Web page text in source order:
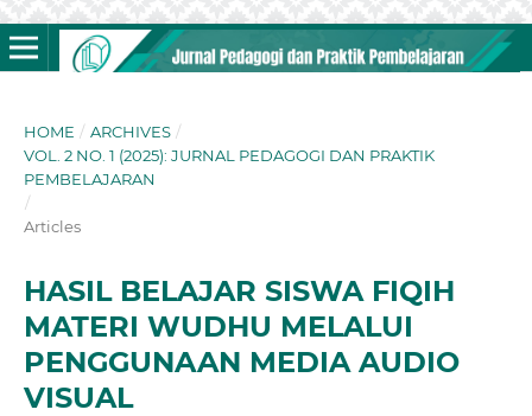
HOME / ARCHIVES /
VOL. 2 NO. 1 (2025): JURNAL PEDAGOGI DAN PRAKTIK
PEMBELAJARAN
/
Articles
HASIL BELAJAR SISWA FIQIH
MATERI WUDHU MELALUI
PENGGUNAAN MEDIA AUDIO
VISUAL